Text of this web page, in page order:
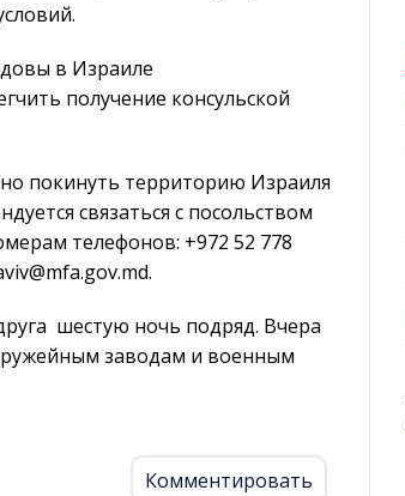
в Израиле
получение консульской
покинуть территорию Израиля
связаться с посольством
телефонов: +972 52 778
шестую ночь подряд. Вчера
заводам и военным
Комментировать